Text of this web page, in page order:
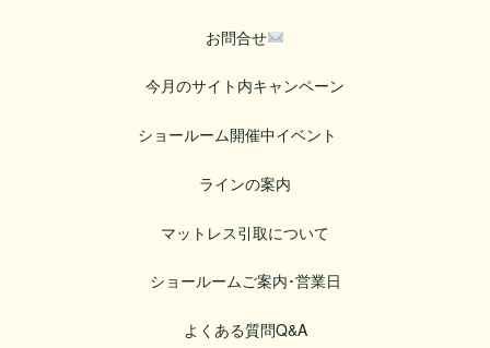
お問合せ
今月のサイト内キャンペーン
ショールーム開催中イベント
ラインの案内
マットレス引取について
ショールームご案内･営業日
よくある質問Q&A